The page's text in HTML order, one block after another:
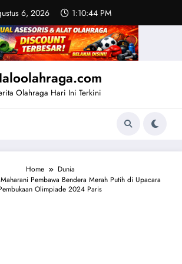
6, 2026 1:10:45 PM
Olahraga Hari Ini Terkini
Home
Dunia
Pembawa Bendera Merah Putih di Upacara
Olimpiade 2024 Paris